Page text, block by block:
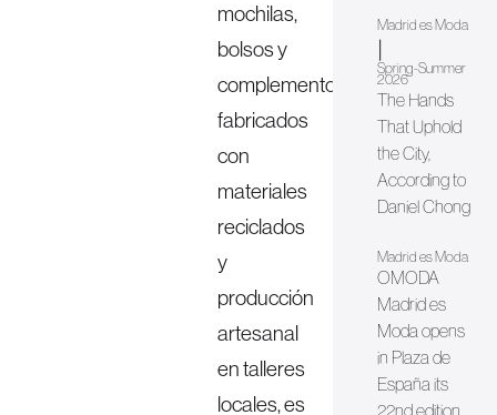
mochilas,
bolsos y
complementos
fabricados
con
materiales
reciclados
y
producción
artesanal
en talleres
locales, es
Madrid es Moda
Spring-Summer
2026
The Hands
That Uphold
the City,
According to
Daniel Chong
Madrid es Moda
OMODA
Madrid es
Moda opens
in Plaza de
España its
22nd edition